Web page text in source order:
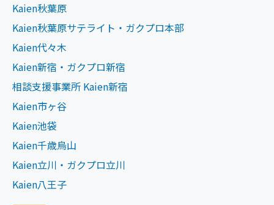
Kaien秋葉原
Kaien秋葉原サテライト・ガクプロ本部
Kaien代々木
Kaien新宿・ガクプロ新宿
相談支援事業所 Kaien新宿
Kaien市ヶ谷
Kaien池袋
Kaien千歳烏山
Kaien立川・ガクプロ立川
Kaien八王子